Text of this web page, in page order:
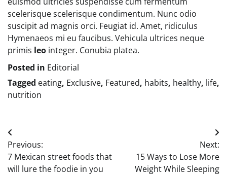
scelerisque scelerisque condimentum. Nunc odio
suscipit ad magnis orci. Feugiat id. Amet, ridiculus
Hymenaeos mi eu faucibus. Vehicula ultrices neque
primis leo integer. Conubia platea.
Posted in Editorial
Tagged eating, Exclusive, Featured, habits, healthy, life,
nutrition
Post
navigation
Previous:
7 Mexican street foods that
will lure the foodie in you
Next:
15 Ways to Lose More
Weight While Sleeping